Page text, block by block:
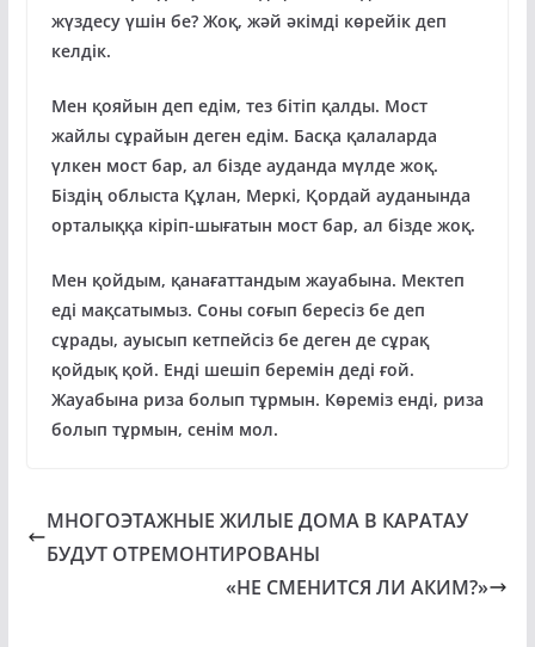
жүздесу үшін бе? Жоқ, жәй әкімді көрейік деп
келдік.
Мен қояйын деп едім, тез бітіп қалды. Мост
жайлы сұрайын деген едім. Басқа қалаларда
үлкен мост бар, ал бізде ауданда мүлде жоқ.
Біздің облыста Құлан, Меркі, Қордай ауданында
орталыққа кіріп-шығатын мост бар, ал бізде жоқ.
Мен қойдым, қанағаттандым жауабына. Мектеп
еді мақсатымыз. Соны соғып бересіз бе деп
сұрады, ауысып кетпейсіз бе деген де сұрақ
қойдық қой. Енді шешіп беремін деді ғой.
Жауабына риза болып тұрмын. Көреміз енді, риза
болып тұрмын, сенім мол.
МНОГОЭТАЖНЫЕ ЖИЛЫЕ ДОМА В КАРАТАУ
БУДУТ ОТРЕМОНТИРОВАНЫ
«НЕ СМЕНИТСЯ ЛИ АКИМ?»